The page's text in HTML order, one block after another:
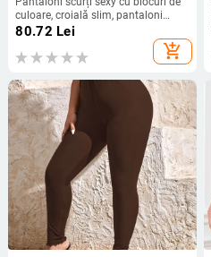
culoare, croială slim, pantaloni
fierbinți pentru primăvară și vară,
potriviți pentru ținute sport și
casual, design sexy, fată sexy
80.72 Lei
add_shopping_cart